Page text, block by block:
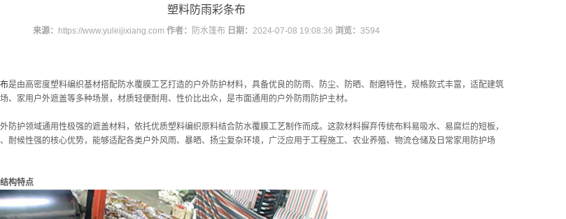
塑料防雨彩条布
来源： https://www.yuleijixiang.com 作者： 防水篷布 日期： 2024-07-08 19:08:36 浏览： 3594
是由高密度塑料编织基材搭配防水覆膜工艺打造的户外防护材料，具备优良的防雨、防尘、防晒、耐磨特性，规格款式丰富，适配建筑
、家用户外遮盖等多种场景，材质轻便耐用、性价比出众，是市面通用的户外防雨防护主材。
防护领域通用性极强的遮盖材料，依托优质塑料编织原料结合防水覆膜工艺制作而成。这款材料摒弃传统布料易吸水、易腐烂的短板，
耐候性强的核心优势，能够适配各类户外风雨、暴晒、扬尘复杂环境，广泛应用于工程施工、农业养殖、物流仓储及日常家用防护场
构特点